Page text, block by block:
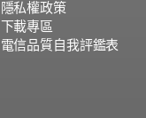
隱私權政策
下載專區
電信品質自我評鑑表